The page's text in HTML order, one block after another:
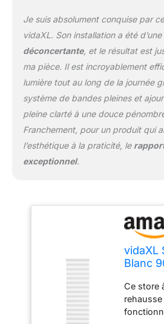
【Deux
montage
pouvez
zébré au
fenêtre à
sans
supports
selon
【
pouvez
salon, la
coucher,
Je suis absolument conquise par
vidaXL. Son installation a été d’une
déconcertante, et le résultat est
ma pièce. Il est incroyablement
lumière tout au long de la journée
système de bandes pleines et
pleine clarté à une douce
Franchement, pour un produit qui
l’esthétique à la praticité, le
exceptionnel.
vidaXL
Blanc
85,9
Ce store